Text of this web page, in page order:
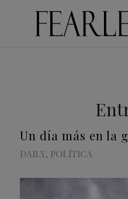
Un día más en la
DAILY, POLÍTICA